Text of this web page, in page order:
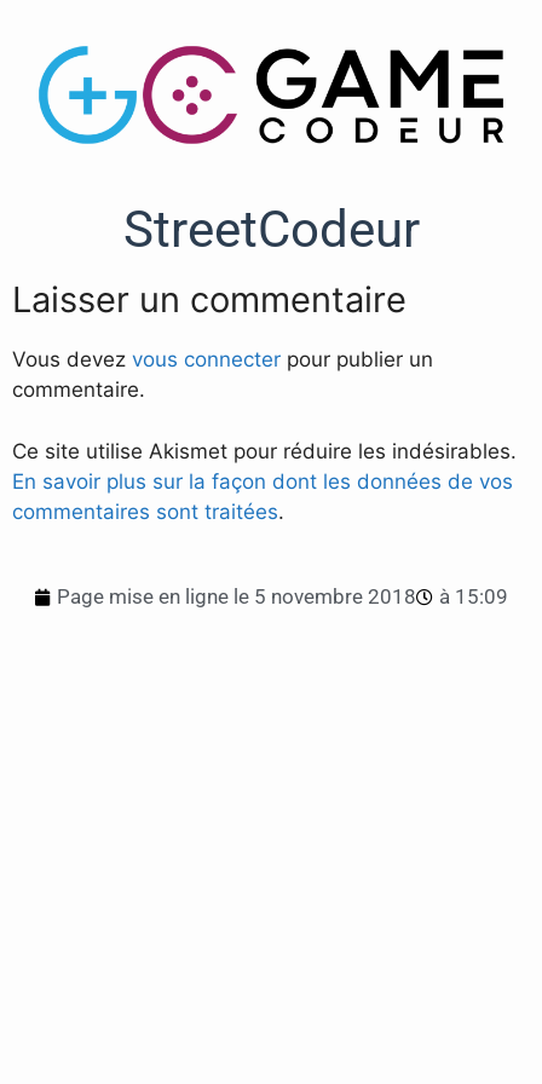
StreetCodeur
Laisser un commentaire
Vous devez vous connecter pour publier un
commentaire.
Ce site utilise Akismet pour réduire les indésirables.
En savoir plus sur la façon dont les données de vos
commentaires sont traitées.
Page mise en ligne le 5 novembre 2018 à 15:09